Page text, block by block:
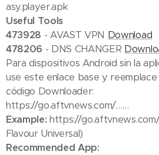
asy.player.apk
Useful Tools
473928 - AVAST VPN Download
478206 - DNS CHANGER
Para dispositivos Android sin la
use este enlace base y
código Downloader:
https://go.aftvnews.com/……
Example: https://
Flavour Universal)
Recommended App: